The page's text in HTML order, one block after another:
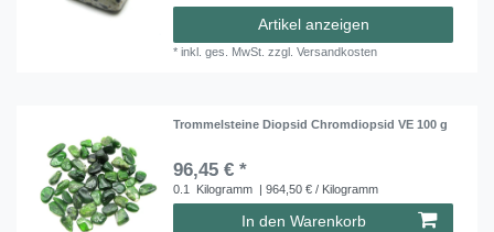
Artikel anzeigen
*inkl. ges. MwSt. zzgl.Versandkosten
Trommelsteine Diopsid Chromdiopsid VE 100 g
96,45 € *
0.1 Kilogramm | 964,50 € / Kilogramm
In den Warenkorb